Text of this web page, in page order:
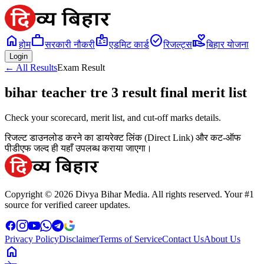
homeहोमworkसरकारी नौकरीbadgeएडमिट कार्डcheck_circleरिजल्ट्सvolunteer_activismबिहार योजना
Login
← All ResultsExam Result
bihar teacher tre 3 result final merit list
Check your scorecard, merit list, and cut-off marks details.
रिजल्ट डाउनलोड करने का डायरेक्ट लिंक (Direct Link) और कट-ऑफ
पीडीएफ जल्द ही यहाँ उपलब्ध कराया जाएगा।
Copyright © 2026 Divya Bihar Media. All rights reserved. Your #1
source for verified career updates.
Privacy PolicyDisclaimerTerms of ServiceContact UsAbout Us
home